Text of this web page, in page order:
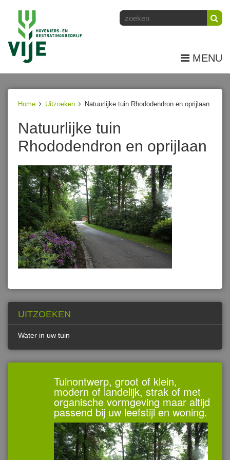
MENU
Home Uitzoeken Natuurlijke tuin Rhododendron en oprijlaan
Natuurlijke tuin
Rhododendron en oprijlaan
UITZOEKEN
Water in uw tuin
Tuinontwerp, groot of klein,
modern of landelijk, strak of met
organische vormgeving maar altijd
passend bij uw leefstijl en woning.